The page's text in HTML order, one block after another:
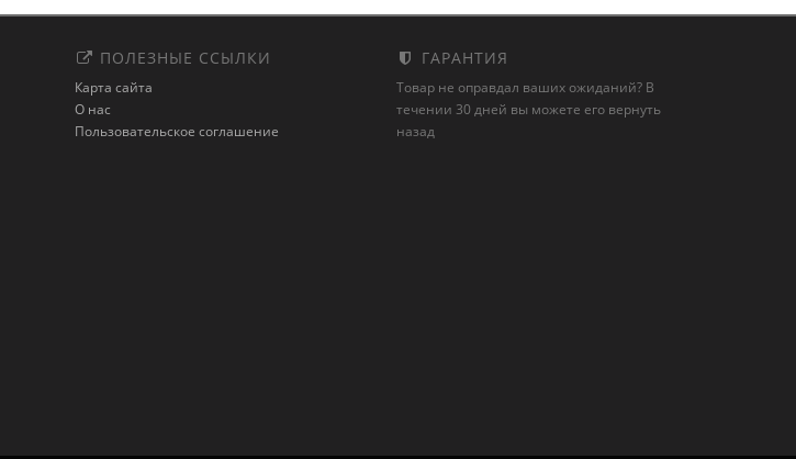
ПОЛЕЗНЫЕ ССЫЛКИ
Карта сайта
О нас
Пользовательское соглашение
ГАРАНТИЯ
Товар не оправдал ваших ожиданий? В
течении 30 дней вы можете его вернуть
назад